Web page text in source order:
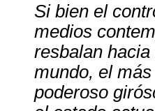
Si bien el
medios
resbalan
mundo, el
poderoso